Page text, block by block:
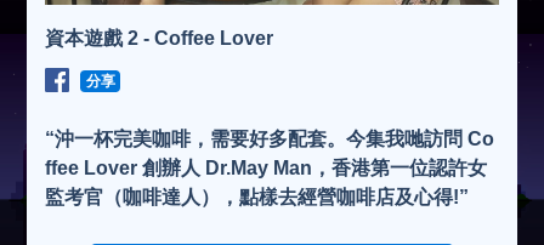
資本遊戲 2 - Coffee Lover
分享
“沖一杯完美咖啡，需要好多配套。今集我哋訪問 Co
ffee Lover 創辦人 Dr.May Man，香港第一位認許女
監考官（咖啡達人），點樣去經營咖啡店及心得!”